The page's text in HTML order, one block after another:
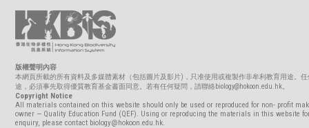
版權聲明內容
本網頁所載的所有資料及多媒體素材（包括圖片及影片)，只准使用或複製作非牟利教育用途。
途，必須事先取得優質教育基金書面同意。若有任何疑問，請聯絡biology@hokoon.edu.hk。
Copyright Notice
All materials contained on this website should only be used or reproduced for non- profit
owner — Quality Education Fund (QEF). Using or reproducing the materials in this website
enquiry, please contact biology@hokoon.edu.hk.